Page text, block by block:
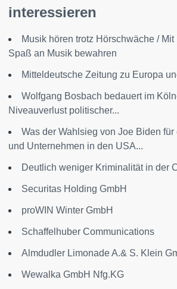
interessieren
Musik hören trotz Hörschwäche / Mit
Spaß an Musik bewahren
Mitteldeutsche Zeitung zu Europa
Wolfgang Bosbach bedauert im
Niveauverlust politischer...
Was der Wahlsieg von Joe Biden
und Unternehmen in den USA...
Deutlich weniger Kriminalität in der
Securitas Holding GmbH
proWIN Winter GmbH
Schaffelhuber Communications
Almdudler Limonade A.& S. Klein
Wewalka GmbH Nfg.KG